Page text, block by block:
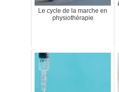
Le cycle de la marche en
physiothérapie